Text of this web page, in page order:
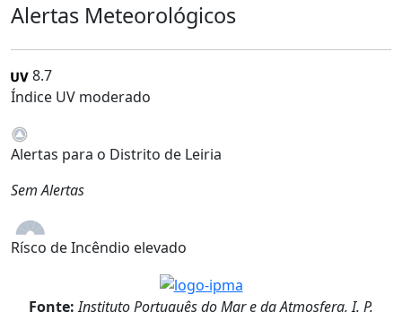
Alertas Meteorológicos
8.7
Índice UV moderado
Alertas para o Distrito de Leiria
Sem Alertas
Rísco de Incêndio elevado
Fonte: Instituto Português do Mar e da Atmosfera, I. P.